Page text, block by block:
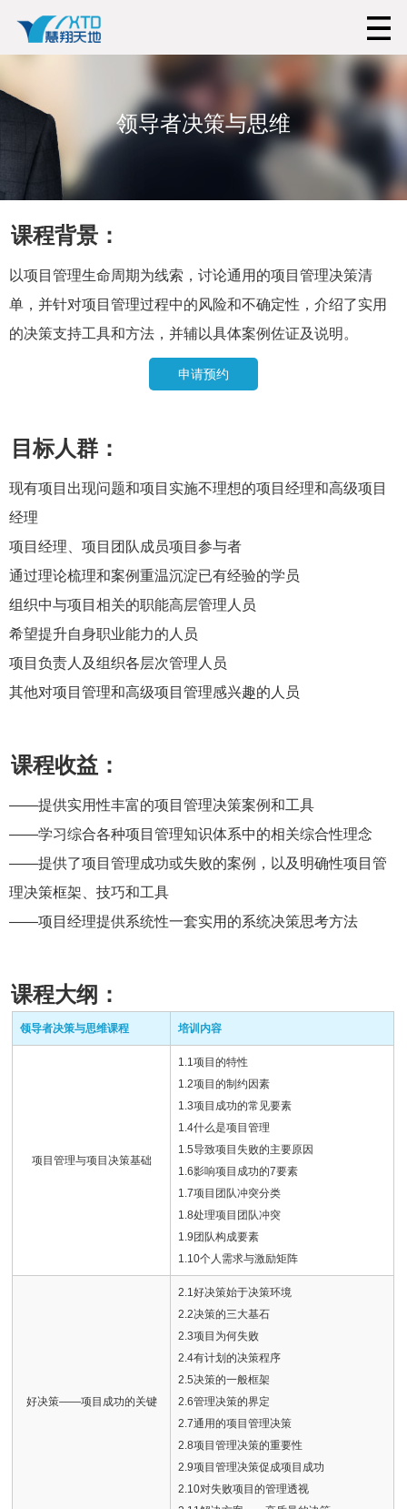
领导者决策与思维
课程背景：
以项目管理生命周期为线索，讨论通用的项目管理决策清
单，并针对项目管理过程中的风险和不确定性，介绍了实用
的决策支持工具和方法，并辅以具体案例佐证及说明。
申请预约
目标人群：
现有项目出现问题和项目实施不理想的项目经理和高级项目
经理
项目经理、项目团队成员项目参与者
通过理论梳理和案例重温沉淀已有经验的学员
组织中与项目相关的职能高层管理人员
希望提升自身职业能力的人员
项目负责人及组织各层次管理人员
其他对项目管理和高级项目管理感兴趣的人员
课程收益：
——提供实用性丰富的项目管理决策案例和工具
——学习综合各种项目管理知识体系中的相关综合性理念
——提供了项目管理成功或失败的案例，以及明确性项目管
理决策框架、技巧和工具
——项目经理提供系统性一套实用的系统决策思考方法
课程大纲：
领导者决策与思维课程 培训内容
项目管理与项目决策基础
1.1项目的特性
1.2项目的制约因素
1.3项目成功的常见要素
1.4什么是项目管理
1.5导致项目失败的主要原因
1.6影响项目成功的7要素
1.7项目团队冲突分类
1.8处理项目团队冲突
1.9团队构成要素
1.10个人需求与激励矩阵
好决策——项目成功的关键
2.1好决策始于决策环境
2.2决策的三大基石
2.3项目为何失败
2.4有计划的决策程序
2.5决策的一般框架
2.6管理决策的界定
2.7通用的项目管理决策
2.8项目管理决策的重要性
2.9项目管理决策促成项目成功
2.10对失败项目的管理透视